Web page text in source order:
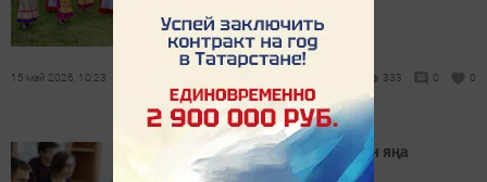
15 май 2026, 10:23 333 0 0
9 сыйныф укучылары өчен яңа
мәҗбүри имтихан кертелә